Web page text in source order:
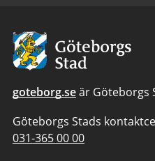
Avsändare:
Göteborgs
Stad
goteborg.seär Göteborgs
Göteborgs Stads
Telefonnummer
031-365 00 00